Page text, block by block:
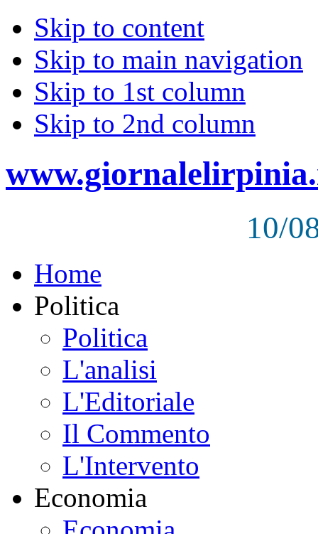
Skip to content
Skip to main navigation
Skip to 1st column
Skip to 2nd column
10/
Home
Politica
Politica
L'analisi
L'Editoriale
Il Commento
L'Intervento
Economia